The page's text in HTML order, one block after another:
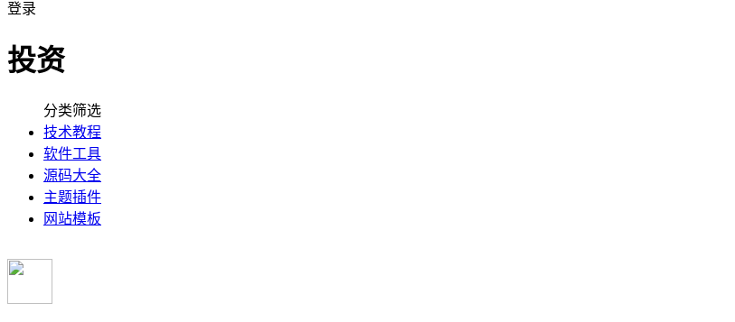
登录
投资
分类筛选
技术教程
软件工具
源码大全
主题插件
网站模板